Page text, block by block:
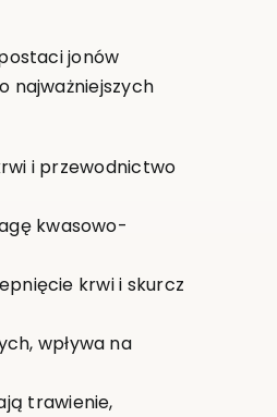
jonów
najważniejszych
i przewodnictwo
kwasowo-
krwi i skurcz
wpływa na
trawienie,